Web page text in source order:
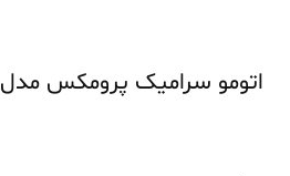
اتومو سرامیک پرومکس مدل 5705